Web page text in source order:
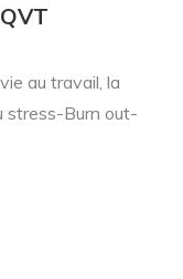
au travail, la
stress-Burn out-